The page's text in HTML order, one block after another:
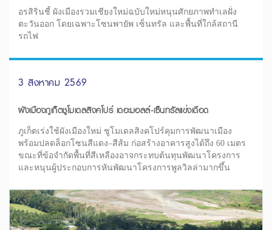
อรสิรินชี้ ผังเมืองรวมเชียงใหม่ฉบับใหม่หนุนศักยภาพทำเลฝั่ง
ตะวันออก โดยเฉพาะโซนพายัพ เซ็นทรัล และพื้นที่ใกล้สถานี
รถไฟ
3 สิงหาคม 2569
ผังเมืองภูเก็ตชูโมเดลสิงคโปร์ เดอะมอลล์-เซ็นทรัลแข่งเดือด
ภูเก็ตเร่งใช้ผังเมืองใหม่ ชูโมเดลสิงคโปร์คุมการพัฒนาเมือง
พร้อมปลดล็อกโซนสีแดง–สีส้ม ก่อสร้างอาคารสูงได้ถึง 60 เมตร
ขณะที่ข้อจำกัดพื้นที่สีเหลืองอาจกระทบต้นทุนพัฒนาโครงการ
และหนุนผู้ประกอบการหันพัฒนาโครงการพูลวิลล่ามากขึ้น